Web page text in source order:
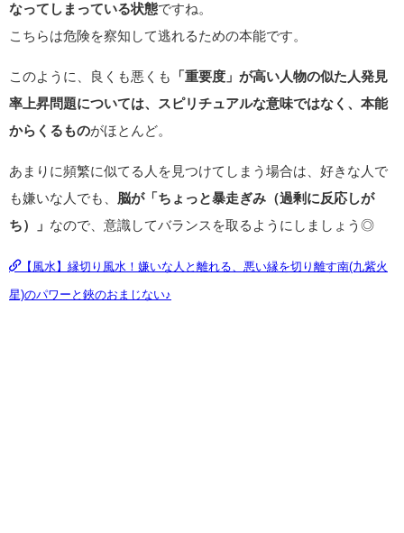
なってしまっている状態ですね。
こちらは危険を察知して逃れるための本能です。
このように、良くも悪くも
「重要度」が高い人物の似た人発見
率上昇問題については、スピリチュアルな意味ではなく、本能
からくるものがほとんど。
あまりに頻繁に似てる人を見つけてしまう場合は、好きな人で
も嫌いな人でも、
脳が「ちょっと暴走ぎみ（過剰に反応しが
ち）」 なので、意識してバランスを取るようにしましょう◎
【風水】縁切り風水！嫌いな人と離れる、悪い縁を切り離す南(九紫火
星)のパワーと鋏のおまじない♪